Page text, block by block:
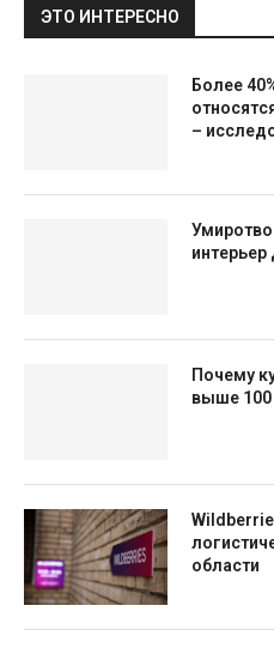
ЭТО ИНТЕРЕСНО
Более
–
Почему
выше 100
области